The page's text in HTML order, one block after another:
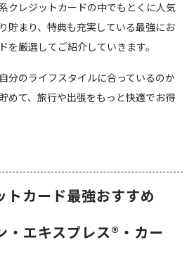
クレジットカードの中でもとくに人気
貯まり、特典も充実している最強にお
を厳選してご紹介していきます。
分のライフスタイルに合っているのか
めて、旅行や出張をもっと快適でお得
トカード最強おすすめ
・エキスプレス®・カー